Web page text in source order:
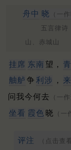
舟中 晓 （一
五言律
山、赤城山
挂席 东南 望，
舳舻 争 利涉 ，
问我今何去
（一
坐看 霞色 晓 （一
评注 （点击查